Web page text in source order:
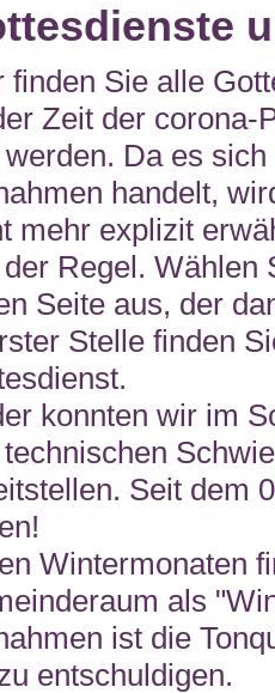
finden Sie alle
Zeit der corona-
werden. Da es
handelt,
mehr explizit
Regel. Wählen
Seite aus, der
Stelle finden
konnten wir im
Seit dem
Wintermonaten
als
ist die
entschuldigen.